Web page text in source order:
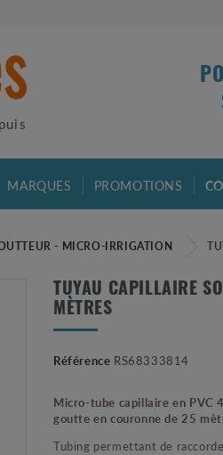
MARQUES PROMOTIONS
- MICRO-IRRIGATION
TUYAU CAPILLAIRE
MÈTRES
Référence RS68333814
Micro-tube capillaire en PVC
goutte en couronne de 25
Tubing permettant de